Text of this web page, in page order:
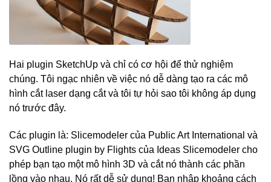
Hai plugin SketchUp và chỉ có cơ hội để thử nghiệm
chúng. Tôi ngạc nhiên về việc nó dễ dàng tạo ra các mô
hình cắt laser dạng cắt và tôi tự hỏi sao tôi không áp dụng
nó trước đây.
Các plugin là: Slicemodeler của Public Art International và
SVG Outline plugin by Flights của Ideas Slicemodeler cho
phép bạn tạo một mô hình 3D và cắt nó thành các phần
lồng vào nhau. Nó rất dễ sử dụng! Bạn nhập khoảng cách